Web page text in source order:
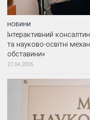
НОВИНИ
Інтерактивний
та науково-освітні
обставини»
27.04.2026